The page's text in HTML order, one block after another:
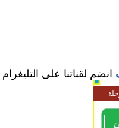
انضم لقناتنا على التليغرام